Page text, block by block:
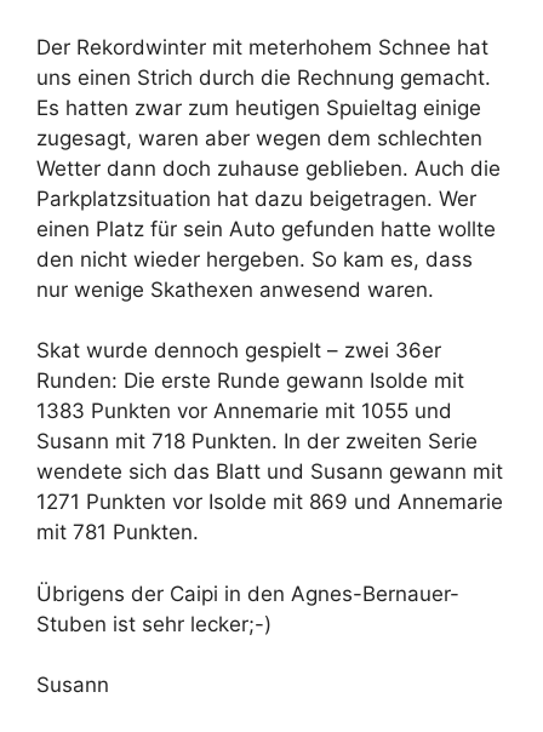
Der Rekordwinter mit meterhohem Schnee hat
uns einen Strich durch die Rechnung gemacht.
Es hatten zwar zum heutigen Spuieltag einige
zugesagt, waren aber wegen dem schlechten
Wetter dann doch zuhause geblieben. Auch die
Parkplatzsituation hat dazu beigetragen. Wer
einen Platz für sein Auto gefunden hatte wollte
den nicht wieder hergeben. So kam es, dass
nur wenige Skathexen anwesend waren.
Skat wurde dennoch gespielt – zwei 36er
Runden: Die erste Runde gewann Isolde mit
1383 Punkten vor Annemarie mit 1055 und
Susann mit 718 Punkten. In der zweiten Serie
wendete sich das Blatt und Susann gewann mit
1271 Punkten vor Isolde mit 869 und Annemarie
mit 781 Punkten.
Übrigens der Caipi in den Agnes-Bernauer-
Stuben ist sehr lecker;-)
Susann